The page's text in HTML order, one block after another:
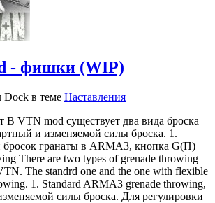
- фишки (WIP)
Dock в теме Наставления
В VTN mod существует два вида броска
и изменяемой силы броска. 1.
гранаты в ARMA3, кнопка G(П)
There are two types of grenade throwing
The standrd one and the one with flexible
1. Standard ARMA3 grenade throwing,
силы броска. Для регулировки